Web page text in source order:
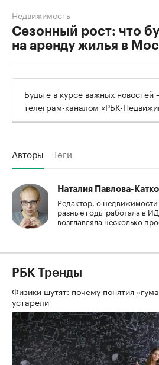
Сезонный рост: что
на аренду жилья в
Недвижимость
Будьте в курсе важных новостей
телеграм-каналом «РБК-
Авторы Теги
Наталия Павлова-
Редактор, о
разные годы работала в
возглавляла несколько
РБК Тренды
Физики шутят: почему понятия
устарели